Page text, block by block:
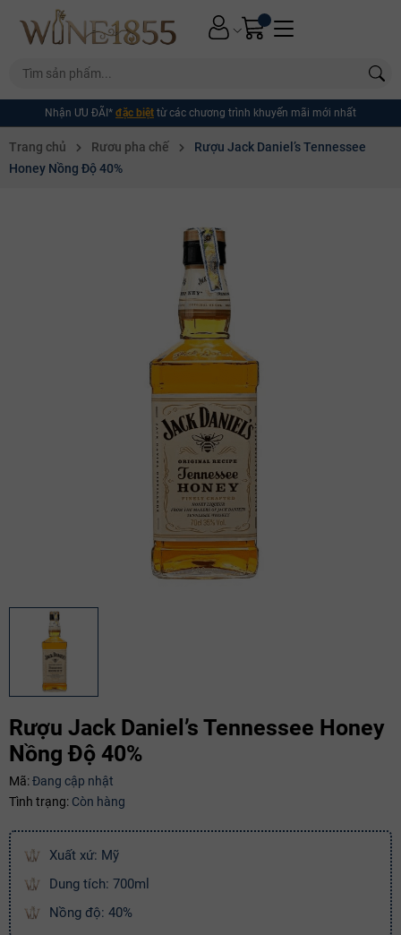
Nhận ƯU ĐÃI* đặc biệt từ các chương trình khuyến mãi mới nhất
Trang chủ Rươu pha chế
Rượu Jack Daniel’s Tennessee
Honey Nồng Độ 40%
Rượu Jack Daniel’s Tennessee Honey
Nồng Độ 40%
Mã:Đang cập nhật
Tình trạng: Còn hàng
Xuất xứ: Mỹ
Dung tích: 700ml
Nồng độ: 40%
Mã giảm giá:
Ngày hết hạn:
Copy mã và nhập mã ở trang